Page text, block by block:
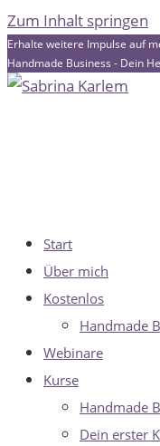
Zum Inhalt springen
Erhalte weitere Impulse auf
Handmade Business - Dein
Start
Über mich
Kostenlos
Handmade
Webinare
Kurse
Handmade
Dein erster